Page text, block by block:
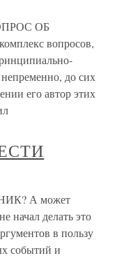
ОБ
вопросов,
до сих
его автор этих
А может
начал делать это
в пользу
событий и